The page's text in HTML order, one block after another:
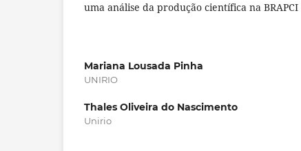
uma análise da produção científica na BRAPCI
Mariana Lousada Pinha
UNIRIO
Thales Oliveira do Nascimento
Unirio